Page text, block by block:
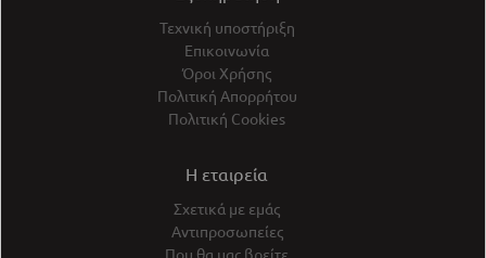
Τεχνική υποστήριξη
Επικοινωνία
Όροι Χρήσης
Πολιτική Απορρήτου
Πολιτική Cookies
Η εταιρεία
Σχετικά με εμάς
Αντιπροσωπείες
Που θα μας βρείτε